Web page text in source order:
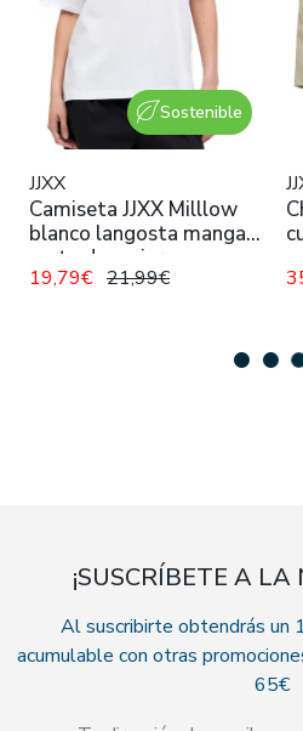
Sostenible
JJXX
Camiseta JJXX Milllow
blanco langosta manga
corta de mujer
19,79€ 21,99€
¡SUSCRÍBETE A
Al suscribirte obtendrás un
acumulable con otras
65€